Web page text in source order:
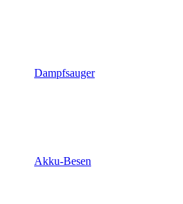
Dampfsauger
Akku-Besen